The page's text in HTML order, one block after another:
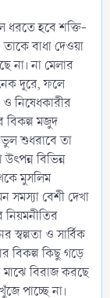
ধরতে হবে শক্তি-
বাধা দেওয়া
না। না মেলার
দূরে, ফলে
নিষেধকারীর
বিকল্প মজুদ
ভুল শুধরাবে তা
বিভিন্ন
মুসলিম
বেশী দেখা
স্বল্পতা ও সার্বিক
বিকল্প কিছু গড়ে
বিরাজ করছে
পাচ্ছে না।